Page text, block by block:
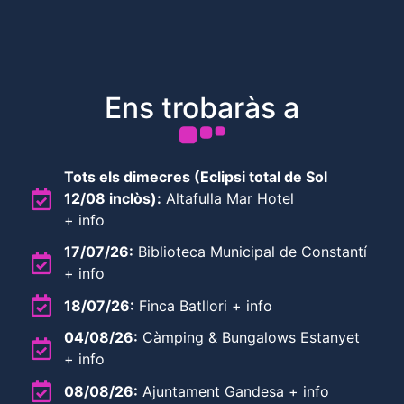
Ens trobaràs a
Tots els dimecres (Eclipsi total de Sol
12/08 inclòs): Altafulla Mar Hotel
+ info
17/07/26: Biblioteca Municipal de Constantí
+ info
18/07/26: Finca Batllori + info
04/08/26: Càmping & Bungalows Estanyet
+ info
08/08/26: Ajuntament Gandesa + info